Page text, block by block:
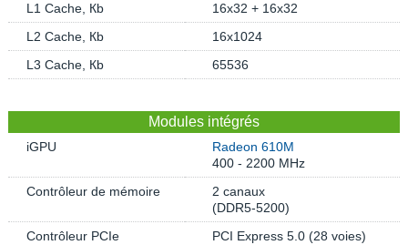
L1 Cache, Кb
16x32 + 16x32
L2 Cache, Кb
16x1024
L3 Cache, Кb
65536
Modules intégrés
iGPU
Radeon 610M
400 - 2200 MHz
Contrôleur de mémoire
2 canaux
(DDR5-5200)
Contrôleur PCIe
PCI Express 5.0 (28 voies)